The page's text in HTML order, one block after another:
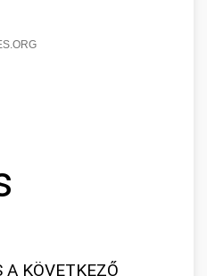
A KÖVETKEZŐ